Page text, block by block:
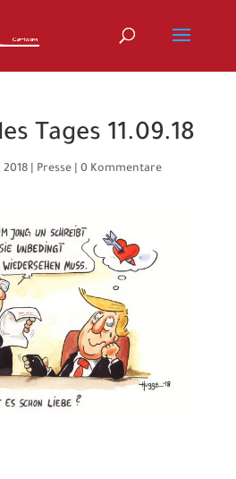
Tages 11.09.18
2018| Presse| 0 Kommentare